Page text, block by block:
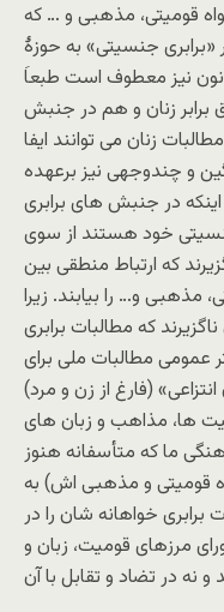
قومیتی، مذهبی و … که
جنسیتی» به حوزۀ
نیز معطوف است طبعاَ
زنان و هم در جنبش
زنان می توانند ایفا
و چندوجهی نیز برعهده
اینکه در جنبش های برابری
خود هستند از سوی
که ارتباط منطقی بین
مذهبی و… را بیابند. زیرا
که مطالبات برابری
عمومی مطالبات ملی برای
(فارغ از زن و مرد)
ها، مذاهب و زبان های
ما که متأسفانه هنوز
قومیتی و مذهبی اش) به
خواهانه شان را در
مرزهای قومیت، زبان و